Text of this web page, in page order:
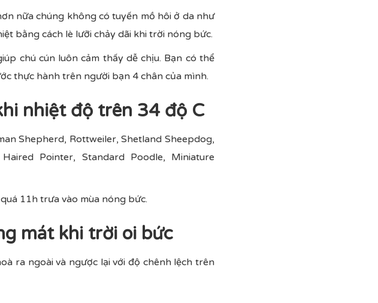
nữa chúng không có tuyến mồ hôi ở da như
bằng cách lè lưỡi chảy dãi khi trời nóng bức.
chú cún luôn cảm thấy dễ chịu. Bạn có thể
thực hành trên người bạn 4 chân của mình.
nhiệt độ trên 34 độ C
Shepherd, Rottweiler, Shetland Sheepdog,
Pointer, Standard Poodle, Miniature
11h trưa vào mùa nóng bức.
mát khi trời oi bức
ra ngoài và ngược lại với độ chênh lệch trên